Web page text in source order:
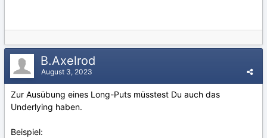
B.Axelrod
August 3, 2023
Zur Ausübung eines Long-Puts müsstest Du auch das
Underlying haben.
Beispiel: